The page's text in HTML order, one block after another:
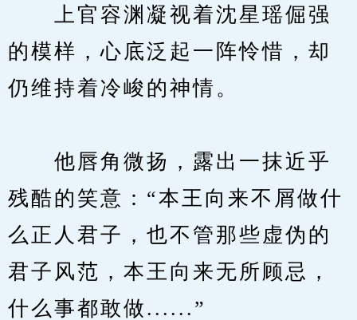
上官容渊凝视着沈星瑶倔强
的模样，心底泛起一阵怜惜，却
仍维持着冷峻的神情。
他唇角微扬，露出一抹近乎
残酷的笑意：“本王向来不屑做什
么正人君子，也不管那些虚伪的
君子风范，本王向来无所顾忌，
什么事都敢做......”